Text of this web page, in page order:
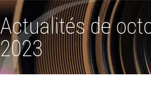
Actualités de
2023